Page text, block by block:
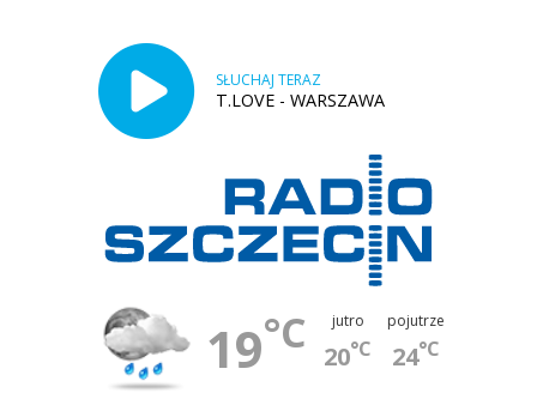
SŁUCHAJ TERAZ
T.LOVE - WARSZAWA
19°C jutro
20°C
pojutrze
24°C